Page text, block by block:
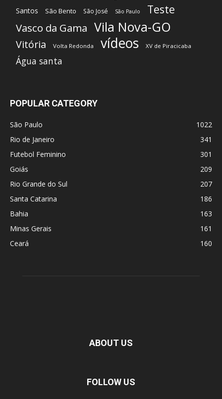
Santos
São Bento São José São Paulo Teste
Vasco da Gama Vila Nova-GO
Vitória Volta Redonda vídeos XV de Piracicaba
Água santa
POPULAR CATEGORY
São Paulo
1022
Rio de Janeiro
341
Futebol Feminino
301
Goiás
209
Rio Grande do Sul
207
Santa Catarina
186
Bahia
163
Minas Gerais
161
Ceará
160
ABOUT US
FOLLOW US